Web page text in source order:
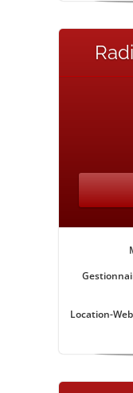
Location-